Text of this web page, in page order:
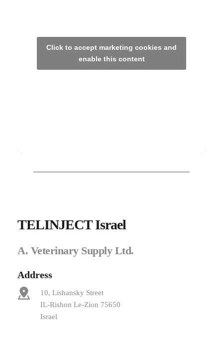
Click to accept marketing cookies and
enable this content
TELINJECT Israel
A. Veterinary Supply Ltd.
Address
10, Lishansky Street
IL-Rishon Le-Zion 75650
Israel